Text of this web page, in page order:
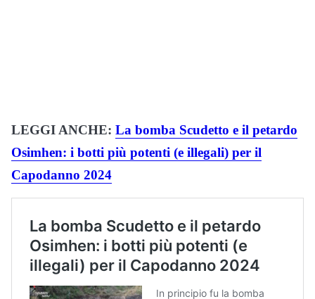
LEGGI ANCHE: La bomba Scudetto e il petardo
Osimhen: i botti più potenti (e illegali) per il
Capodanno 2024